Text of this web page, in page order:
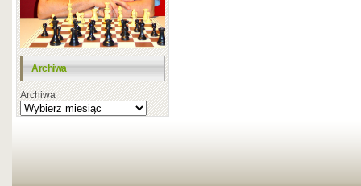
Archiwa
Archiwa